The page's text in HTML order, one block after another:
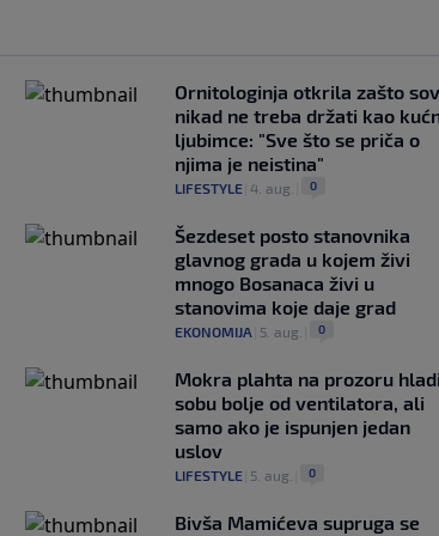
Ornitologinja otkrila zašto
nikad ne treba držati kao
ljubimce: "Sve što se priča o
njima je neistina"
LIFESTYLE| 4. aug. 0
Šezdeset posto stanovnika
glavnog grada u kojem živi
mnogo Bosanaca živi u
stanovima koje daje grad
EKONOMIJA 5. aug. 0
Mokra plahta na prozoru hladi
sobu bolje od ventilatora, ali
samo ako je ispunjen jedan
uslov
LIFESTYLE| 5. aug. 0
Bivša Mamićeva supruga se